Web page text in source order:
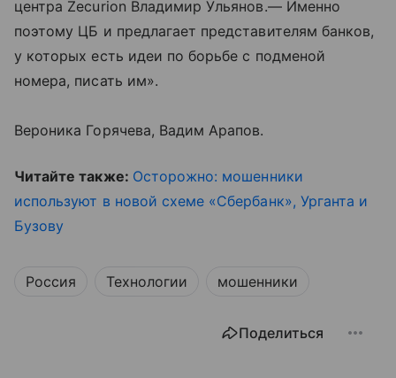
центра Zecurion Владимир Ульянов.— Именно
поэтому ЦБ и предлагает представителям банков,
у которых есть идеи по борьбе с подменой
номера, писать им».
Вероника Горячева, Вадим Арапов.
Читайте также: Осторожно: мошенники
используют в новой схеме «Сбербанк», Урганта и
Бузову
Россия Технологии мошенники
Поделиться